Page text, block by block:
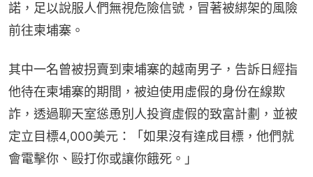
諾，足以說服人們無視危險信號，冒著被綁架的風險
前往柬埔寨。
其中一名曾被拐賣到柬埔寨的越南男子，告訴日經指
他待在柬埔寨的期間，被迫使用虛假的身份在線欺
詐，透過聊天室慫恿別人投資虛假的致富計劃，並被
定立目標4,000美元：「如果沒有達成目標，他們就
會電擊你、毆打你或讓你餓死。」